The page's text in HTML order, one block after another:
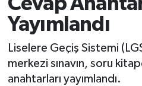
Yayımlandı
Liselere Geçiş Sistemi
merkezi sınavın, soru
anahtarları yayımlandı.